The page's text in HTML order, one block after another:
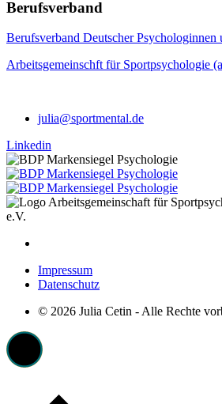
Berufsverband
Berufsverband Deutscher Psychologinnen
Arbeitsgemeinschft für Sportpsychologie
julia@sportmental.de
Linkedin
Impressum
Datenschutz
© 2026 Julia Cetin - Alle Rechte